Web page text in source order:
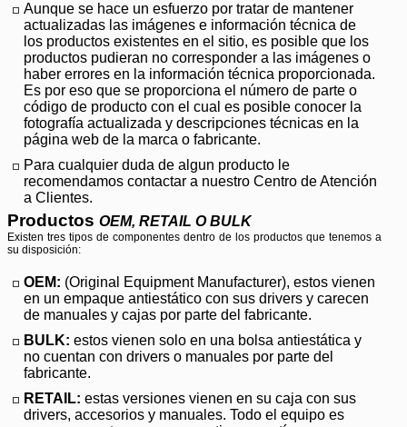
Aunque se hace un esfuerzo por tratar de mantener
actualizadas las imágenes e información técnica de
los productos existentes en el sitio, es posible que los
productos pudieran no corresponder a las imágenes o
haber errores en la información técnica proporcionada.
Es por eso que se proporciona el número de parte o
código de producto con el cual es posible conocer la
fotografía actualizada y descripciones técnicas en la
página web de la marca o fabricante.
Para cualquier duda de algun producto le
recomendamos contactar a nuestro Centro de Atención
a Clientes.
Productos OEM, RETAIL O BULK
Existen tres tipos de componentes dentro de los productos que tenemos a
su disposición:
OEM: (Original Equipment Manufacturer), estos vienen
en un empaque antiestático con sus drivers y carecen
de manuales y cajas por parte del fabricante.
BULK: estos vienen solo en una bolsa antiestática y
no cuentan con drivers o manuales por parte del
fabricante.
RETAIL: estas versiones vienen en su caja con sus
drivers, accesorios y manuales. Todo el equipo es